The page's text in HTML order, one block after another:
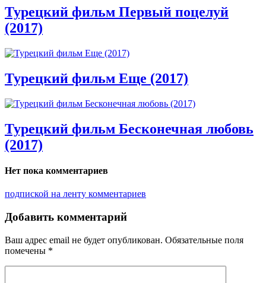
Турецкий фильм Первый поцелуй
(2017)
Турецкий фильм Еще (2017)
Турецкий фильм Бесконечная любовь
(2017)
Нет пока комментариев
подпиской на ленту комментариев
Добавить комментарий
Ваш адрес email не будет опубликован. Обязательные поля
помечены *